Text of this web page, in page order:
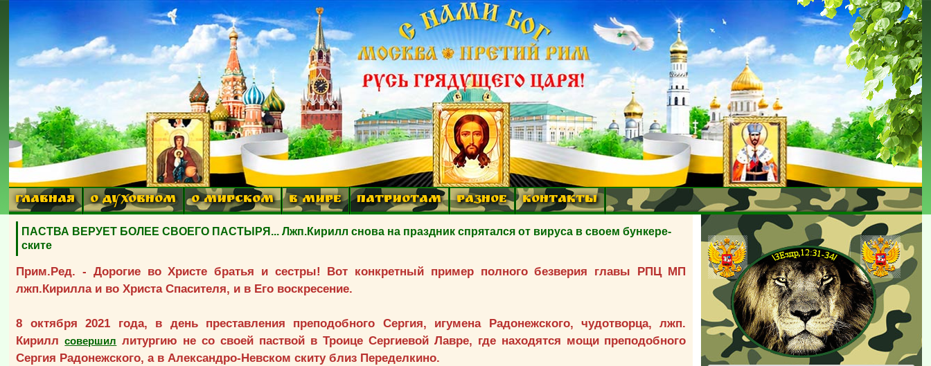
ГЛАВНАЯ О ДУХОВНОМ О МИРСКОМ В МИРЕ ПАТРИОТАМ РАЗНОЕ КОНТАКТЫ
ПАСТВА ВЕРУЕТ БОЛЕЕ СВОЕГО ПАСТЫРЯ... Лжп.Кирилл снова на праздник спрятался от вируса в своем бункере-
ските
Прим.Ред. - Дорогие во Христе братья и сестры! Вот конкретный пример полного безверия главы РПЦ МП
лжп.Кирилла и во Христа Спасителя, и в Его воскресение.
8 октября 2021 года, в день преставления преподобного Сергия, игумена Радонежского, чудотворца, лжп.
Кириллсовершил литургию не со своей паствой в Троице Сергиевой Лавре, где находятся мощи преподобного
Сергия Радонежского, а в Александро-Невском скиту близ Переделкино.